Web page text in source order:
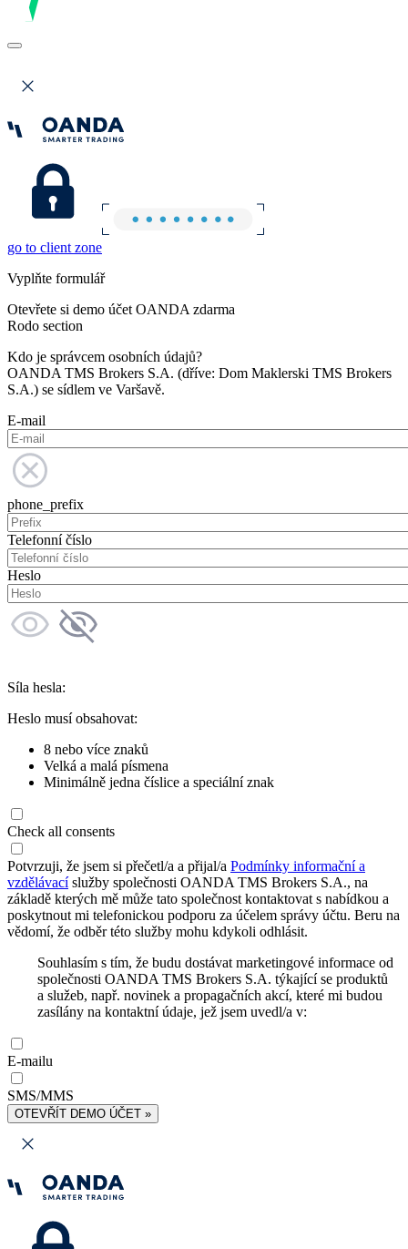
go to client zone
Vyplňte formulář
Otevřete si demo účet OANDA zdarma
Rodo section
Kdo je správcem osobních údajů?
OANDA TMS Brokers S.A. (dříve: Dom Maklerski TMS Brokers
S.A.) se sídlem ve Varšavě.
E-mail
phone_prefix
Telefonní číslo
Heslo
Síla hesla:
Heslo musí obsahovat:
8 nebo více znaků
Velká a malá písmena
Minimálně jedna číslice a speciální znak
Check all consents
Potvrzuji, že jsem si přečetl/a a přijal/a Podmínky informační a
vzdělávacíslužby společnosti OANDA TMS Brokers S.A., na
základě kterých mě může tato společnost kontaktovat s nabídkou a
poskytnout mi telefonickou podporu za účelem správy účtu. Beru na
vědomí, že odběr této služby mohu kdykoli odhlásit.
Souhlasím s tím, že budu dostávat marketingové informace od
společnosti OANDA TMS Brokers S.A. týkající se produktů
a služeb, např. novinek a propagačních akcí, které mi budou
zasílány na kontaktní údaje, jež jsem uvedl/a v:
E-mailu
SMS/MMS
OTEVŘÍT DEMO ÚČET »